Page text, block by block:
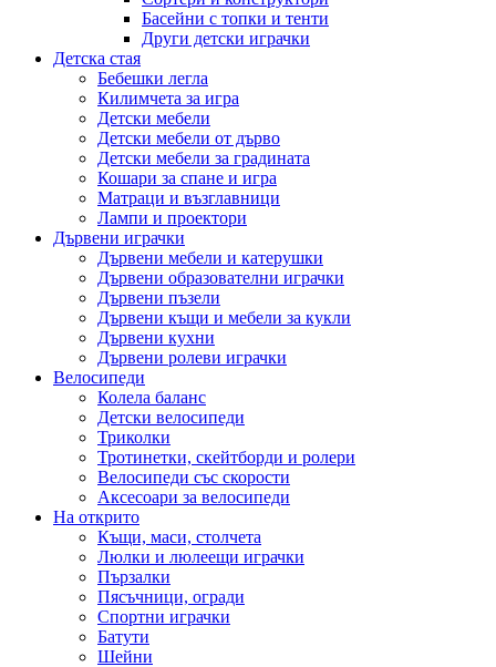
Басейни с топки и тенти
Други детски играчки
Детска стая
Бебешки легла
Килимчета за игра
Детски мебели
Детски мебели от дърво
Детски мебели за градината
Кошари за спане и игра
Матраци и възглавници
Лампи и проектори
Дървени играчки
Дървени мебели и катерушки
Дървени образователни играчки
Дървени пъзели
Дървени къщи и мебели за кукли
Дървени кухни
Дървени ролеви играчки
Велосипеди
Колела баланс
Детски велосипеди
Триколки
Тротинетки, скейтборди и ролери
Велосипеди със скорости
Аксесоари за велосипеди
На открито
Къщи, маси, столчета
Люлки и люлеещи играчки
Пързалки
Пясъчници, огради
Спортни играчки
Батути
Шейни